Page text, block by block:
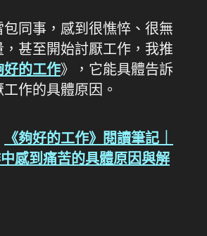
同事，感到很憔悴、很無
甚至開始討厭工作，我推
好的工作》，它能具體告訴
作的具體原因。
《夠好的工作》閱讀筆記｜
感到痛苦的具體原因與解